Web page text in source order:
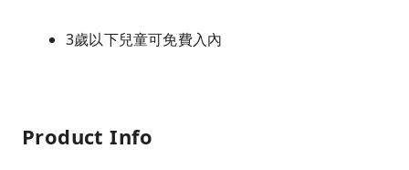
3歲以下兒童可免費入內
Product Info